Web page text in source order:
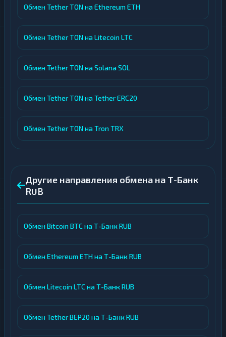
Обмен Tether TON на Ethereum ETH
Обмен Tether TON на Litecoin LTC
Обмен Tether TON на Solana SOL
Обмен Tether TON на Tether ERC20
Обмен Tether TON на Tron TRX
Другие направления обмена на Т-Банк
RUB
Обмен Bitcoin BTC на Т-Банк RUB
Обмен Ethereum ETH на Т-Банк RUB
Обмен Litecoin LTC на Т-Банк RUB
Обмен Tether BEP20 на Т-Банк RUB